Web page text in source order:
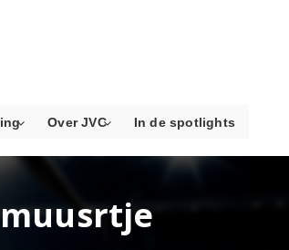
Over JVC In de spotlights